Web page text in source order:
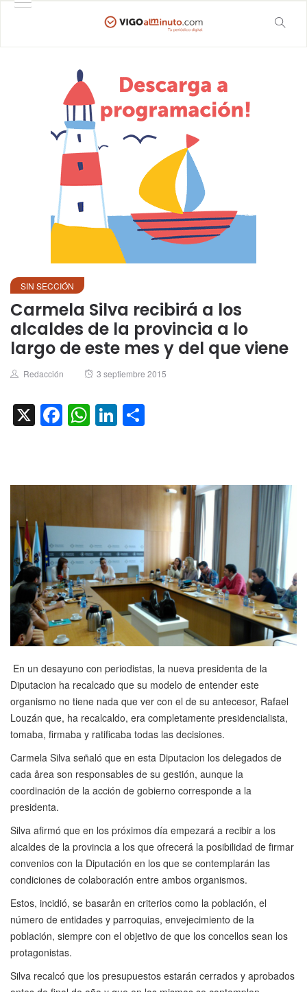
SIN SECCIÓN
Carmela Silva recibirá a los
alcaldes de la provincia a lo
largo de este mes y del que viene
Author
Redacción
Posted
3 septiembre 2015
X Facebook
WhatsApp
LinkedIn
En un desayuno con periodistas, la nueva presidenta de la
Diputacion ha recalcado que su modelo de entender este
organismo no tiene nada que ver con el de su antecesor, Rafael
Louzán que, ha recalcaldo, era completamente presidencialista,
tomaba, firmaba y ratificaba todas las decisiones.
Carmela Silva señaló que en esta Diputacion los delegados de
cada årea son responsables de su gestión, aunque la
coordinación de la acción de gobierno corresponde a la
presidenta.
Silva afirmó que en los próximos día empezará a recibir a los
alcaldes de la provincia a los que ofrecerá la posibilidad de firmar
convenios con la Diputación en los que se contemplarán las
condiciones de colaboración entre ambos organismos.
Estos, incidió, se basarån en criterios como la población, el
número de entidades y parroquias, envejecimiento de la
población, siempre con el objetivo de que los concellos sean los
protagonistas.
Silva recalcó que los presupuestos estarán cerrados y aprobados